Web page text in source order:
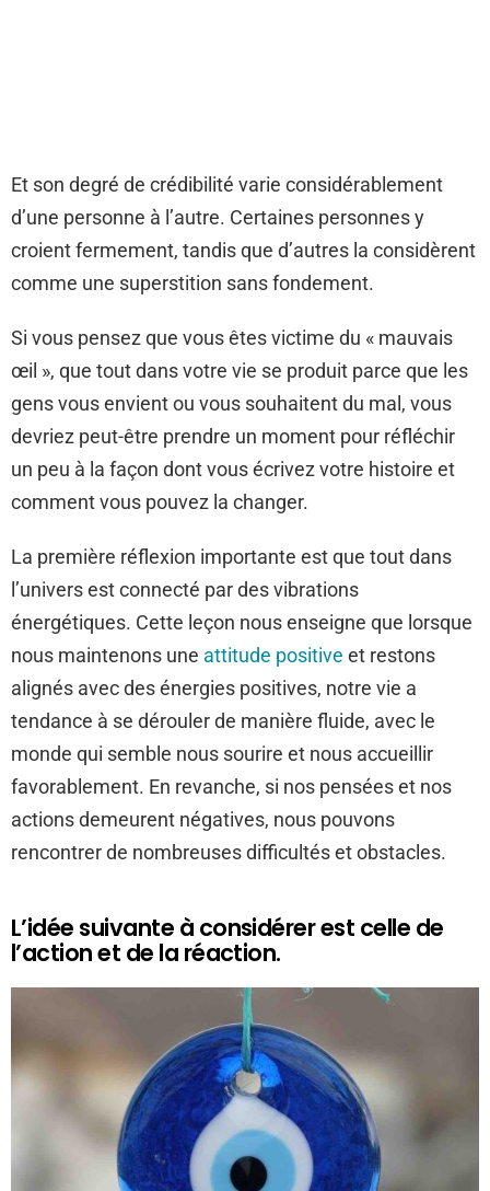
Et son degré de crédibilité varie considérablement
d’une personne à l’autre. Certaines personnes y
croient fermement, tandis que d’autres la considèrent
comme une superstition sans fondement.
Si vous pensez que vous êtes victime du « mauvais
œil », que tout dans votre vie se produit parce que les
gens vous envient ou vous souhaitent du mal, vous
devriez peut-être prendre un moment pour réfléchir
un peu à la façon dont vous écrivez votre histoire et
comment vous pouvez la changer.
La première réflexion importante est que tout dans
l’univers est connecté par des vibrations
énergétiques. Cette leçon nous enseigne que lorsque
nous maintenons une attitude positive et restons
alignés avec des énergies positives, notre vie a
tendance à se dérouler de manière fluide, avec le
monde qui semble nous sourire et nous accueillir
favorablement. En revanche, si nos pensées et nos
actions demeurent négatives, nous pouvons
rencontrer de nombreuses difficultés et obstacles.
L’idée suivante à considérer est celle de
l’action et de la réaction.